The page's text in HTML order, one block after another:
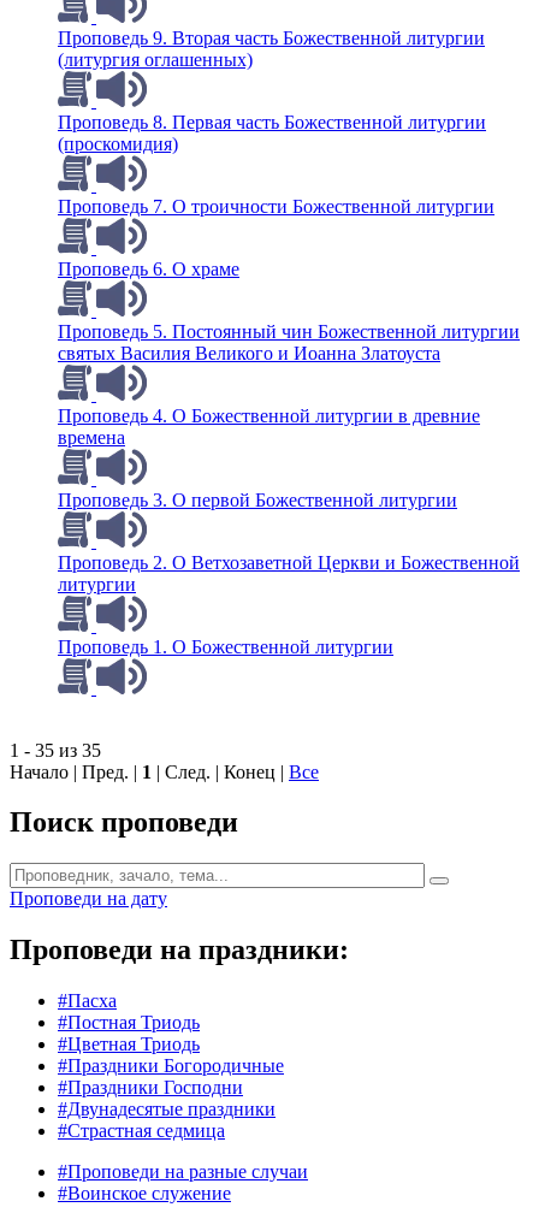
Проповедь 9. Вторая часть Божественной литургии
(литургия оглашенных)
Проповедь 8. Первая часть Божественной литургии
(проскомидия)
Проповедь 7. О троичности Божественной литургии
Проповедь 6. О храме
Проповедь 5. Постоянный чин Божественной литургии
святых Василия Великого и Иоанна Златоуста
Проповедь 4. О Божественной литургии в древние
времена
Проповедь 3. О первой Божественной литургии
Проповедь 2. О Ветхозаветной Церкви и Божественной
литургии
Проповедь 1. О Божественной литургии
1 - 35 из 35
Начало | Пред. | 1 | След. | Конец | Все
Поиск проповеди
Проповеди на дату
Проповеди на праздники:
#Пасха
#Постная Триодь
#Цветная Триодь
#Праздники Богородичные
#Праздники Господни
#Двунадесятые праздники
#Страстная седмица
#Проповеди на разные случаи
#Воинское служение